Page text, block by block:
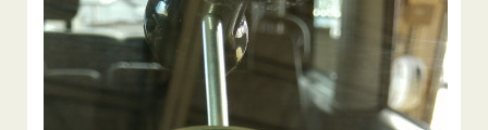
欧州車モールの白サビやシミを落とす！
instagram記事 ガラスリペア施工価格
飛び石ひび割れでヒビ先が伸びた場合は？